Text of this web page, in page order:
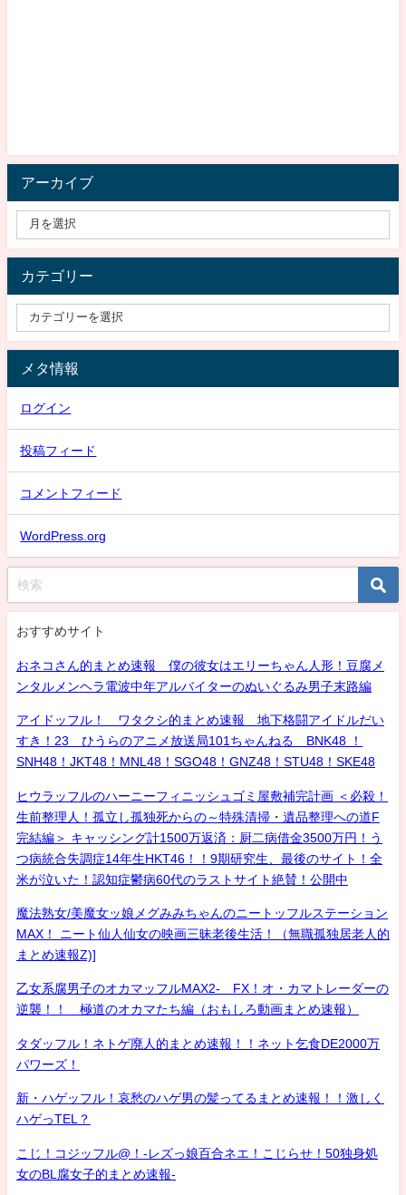
アーカイブ
カテゴリー
メタ情報
ログイン
投稿フィード
コメントフィード
WordPress.org
おすすめサイト
おネコさん的まとめ速報 僕の彼女はエリーちゃん人形！豆腐メ
ンタルメンヘラ電波中年アルバイターのぬいぐるみ男子末路編
アイドッフル！ ワタクシ的まとめ速報 地下格闘アイドルだい
すき！23 ひうらのアニメ放送局101ちゃんねる BNK48 ！
SNH48！JKT48！MNL48！SGO48！GNZ48！STU48！SKE48
ヒウラッフルのハーニーフィニッシュゴミ屋敷補完計画 ＜必殺！
生前整理人！孤立し孤独死からの～特殊清掃・遺品整理への道F
完結編＞ キャッシング計1500万返済：厨二病借金3500万円！う
つ病統合失調症14年生HKT46！！9期研究生、最後のサイト！全
米が泣いた！認知症鬱病60代のラストサイト絶賛！公開中
魔法熟女/美魔女ッ娘メグみみちゃんのニートッフルステーション
MAX！ ニート仙人仙女の映画三昧老後生活！（無職孤独居老人的
まとめ速報Z)]
乙女系腐男子のオカマッフルMAX2- FX！オ・カマトレーダーの
逆襲！！ 極道のオカマたち編（おもしろ動画まとめ速報）
タダッフル！ネトゲ廃人的まとめ速報！！ネット乞食DE2000万
パワーズ！
新・ハゲッフル！哀愁のハゲ男の髪ってるまとめ速報！！激しく
ハゲっTEL？
こじ！コジッフル@！-レズっ娘百合ネエ！こじらせ！50独身処
女のBL腐女子的まとめ速報-